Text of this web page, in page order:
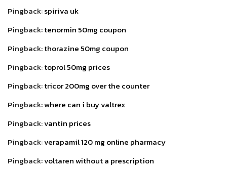
Pingback:spiriva uk
Pingback:tenormin 50mg coupon
Pingback:thorazine 50mg coupon
Pingback:toprol 50mg prices
Pingback:tricor 200mg over the counter
Pingback:where can i buy valtrex
Pingback:vantin prices
Pingback:verapamil 120 mg online pharmacy
Pingback:voltaren without a prescription